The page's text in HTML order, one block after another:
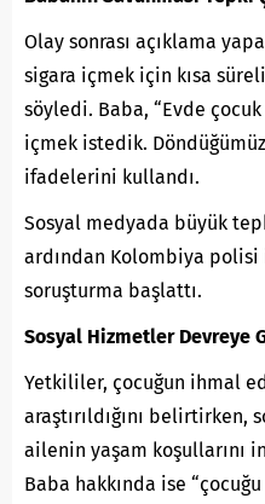
Olay sonrası açıklama
sigara içmek için kısa
söyledi. Baba, “Evde
içmek istedik.
ifadelerini kullandı.
Sosyal medyada büyük
ardından Kolombiya
soruşturma başlattı.
Sosyal Hizmetler Devreye
Yetkililer, çocuğun ihmal
araştırıldığını belirtirken,
ailenin yaşam koşullarını
Baba hakkında ise